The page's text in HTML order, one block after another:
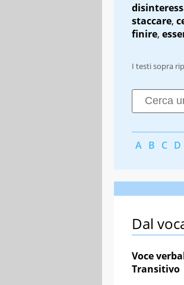
staccare,
finire,
I testi sopra
A B C D
Dal
Voce
Transitivo